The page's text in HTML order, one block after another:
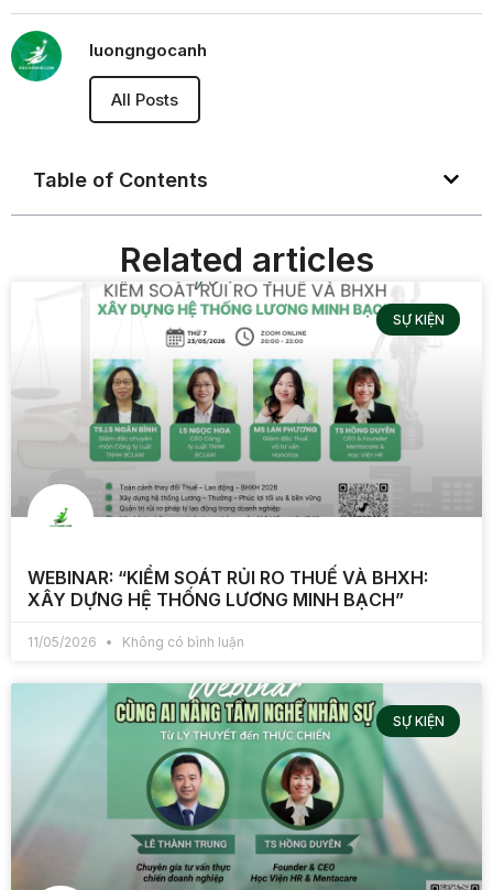
luongngocanh
All Posts
Table of Contents
Related articles
SỰ KIỆN
WEBINAR: “KIỂM SOÁT RỦI RO THUẾ VÀ BHXH:
XÂY DỰNG HỆ THỐNG LƯƠNG MINH BẠCH”
11/05/2026 Không có bình luận
SỰ KIỆN